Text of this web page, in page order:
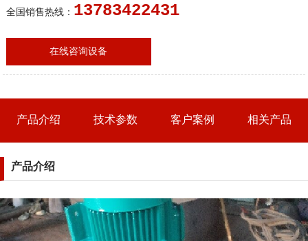
全国销售热线： 13783422431
在线咨询设备
产品介绍 技术参数 客户案例 相关产品
产品介绍